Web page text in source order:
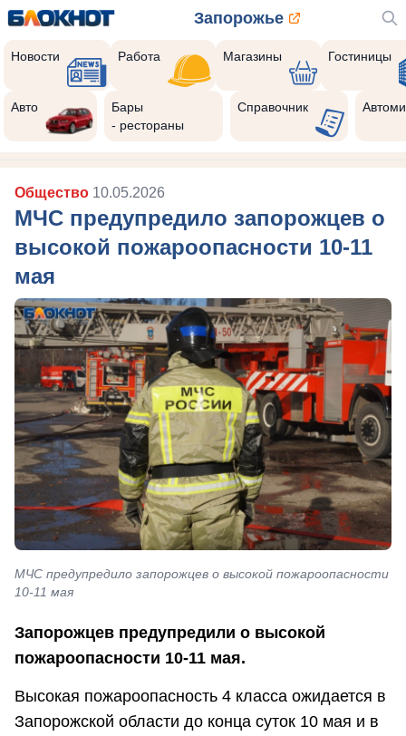
Запорожье
Новости Работа Магазины Гостиницы
Авто
Бары
- рестораны
Справочник
Общество 10.05.2026
МЧС предупредило запорожцев о
высокой пожароопасности 10-11
мая
МЧС предупредило запорожцев о высокой пожароопасности
10-11 мая
Запорожцев предупредили о высокой
пожароопасности 10-11 мая.
Высокая пожароопасность 4 класса ожидается в
Запорожской области до конца суток 10 мая и в